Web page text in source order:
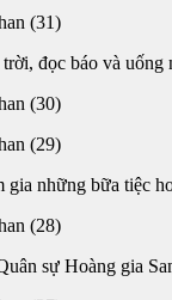
đọc báo và uống
gia những bữa tiệc
sự Hoàng gia